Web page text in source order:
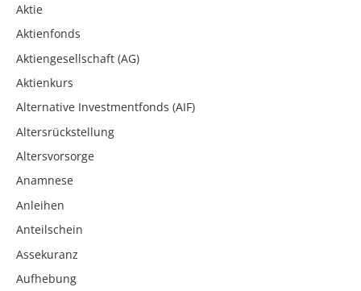
Aktie
Aktienfonds
Aktiengesellschaft (AG)
Aktienkurs
Alternative Investmentfonds (AIF)
Altersrückstellung
Altersvorsorge
Anamnese
Anleihen
Anteilschein
Assekuranz
Aufhebung